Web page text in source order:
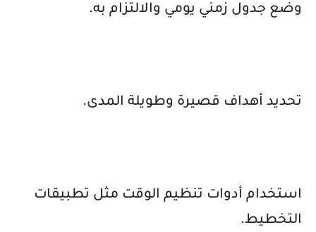
وضع جدول زمني يومي والالتزام به.
تحديد أهداف قصيرة وطويلة المدى.
استخدام أدوات تنظيم الوقت مثل تطبيقات
التخطيط.